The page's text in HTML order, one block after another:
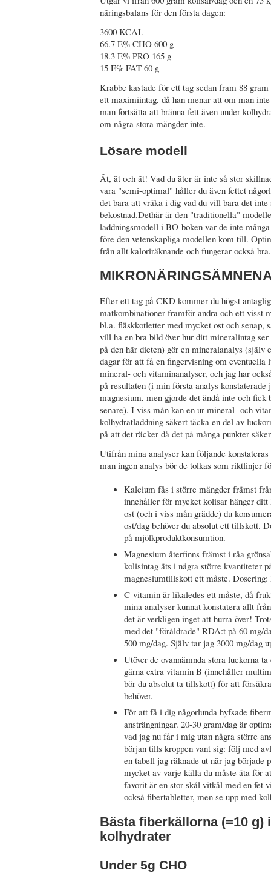
näringsbalans för den första dagen:
3600 KCAL
66.7 E% CHO 600 g
18.3 E% PRO 165 g
15 E% FAT 60 g
Krabbe kastade för ett tag sedan fram 88
ett maximiintag, då han menar att om man
man fortsätta att bränna fett även under
om några stora mängder inte.
Lösare modell
Ät, ät och ät! Vad du äter är inte så stor
vara "semi-optimal" håller du även fettet
det bara att vräka i dig vad du vill bara det inte
bekostnad.Dethär är den "traditionella"
laddningsmodell i BO-boken var de inte
före den vetenskapliga modellen kom till.
från allt kaloriräknande och fungerar också bra.
Efter ett tag på CKD kommer du högst
matkombinationer framför andra och ett visst
bl.a. fläskkotletter med mycket ost och senap,
vill ha en bra bild över hur ditt mineralintag
på den här dieten) gör en mineralanalys (själv
dagar för att få en fingervisning om
mineral- och vitaminanalyser, och jag har
på resultaten (i min första analys konstaterade
magnesium, men gjorde det ändå inte och fick
senare). I viss mån kan en ur mineral- och
kolhydratladdning säkert täcka en del av
på att det räcker då det på många punkter
Utifrån mina analyser kan följande konstateras
man ingen analys bör de tolkas som riktlinjer
Kalcium fås i större mängder främst
innehåller för mycket kolisar hänger
ost (och i viss mån grädde) du
ost/dag behöver du absolut ett tillskott.
på mjölkproduktkonsumtion.
Magnesium återfinns främst i råa
kolisintag äts i några större kvantiteter
magnesiumtillskott ett måste. Dosering:
C-vitamin är likaledes ett måste, då
mina analyser kunnat konstatera allt
det är verkligen inget att hurra över!
med det "föråldrade" RDA:t på 60 mg/
500 mg/dag. Själv tar jag 3000 mg/dag
Utöver de ovannämnda stora luckorna
gärna extra vitamin B (innehåller
bör du absolut ta tillskott) för att
behöver.
För att få i dig någorlunda hyfsade
ansträngningar. 20-30 gram/dag är
vad jag nu får i mig utan några större
början tills kroppen vant sig: följ med
en tabell jag räknade ut när jag började
mycket av varje källa du måste äta för
favorit är en stor skål vitkål med en fet
också fibertabletter, men se upp med
Bästa fiberkällorna (=10 g)
kolhydrater
Under 5g CHO